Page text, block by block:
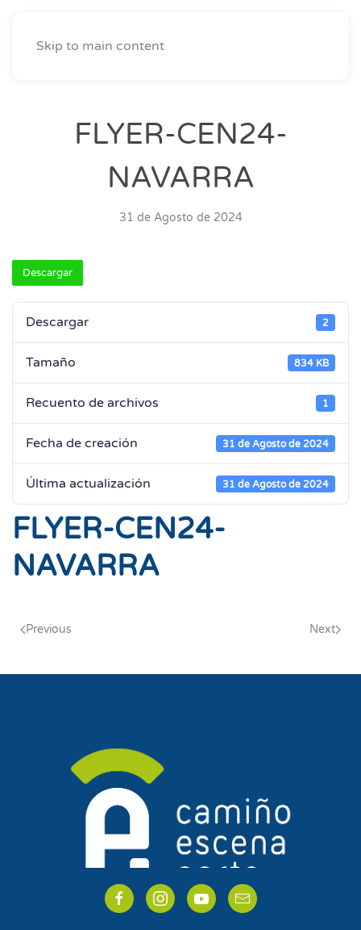
Skip to main content
FLYER-CEN24-
NAVARRA
31 de Agosto de 2024
Descargar
Descargar 2
Tamaño 834 KB
Recuento de archivos 1
Fecha de creación 31 de Agosto de 2024
Última actualización 31 de Agosto de 2024
FLYER-CEN24-
NAVARRA
Previous Next